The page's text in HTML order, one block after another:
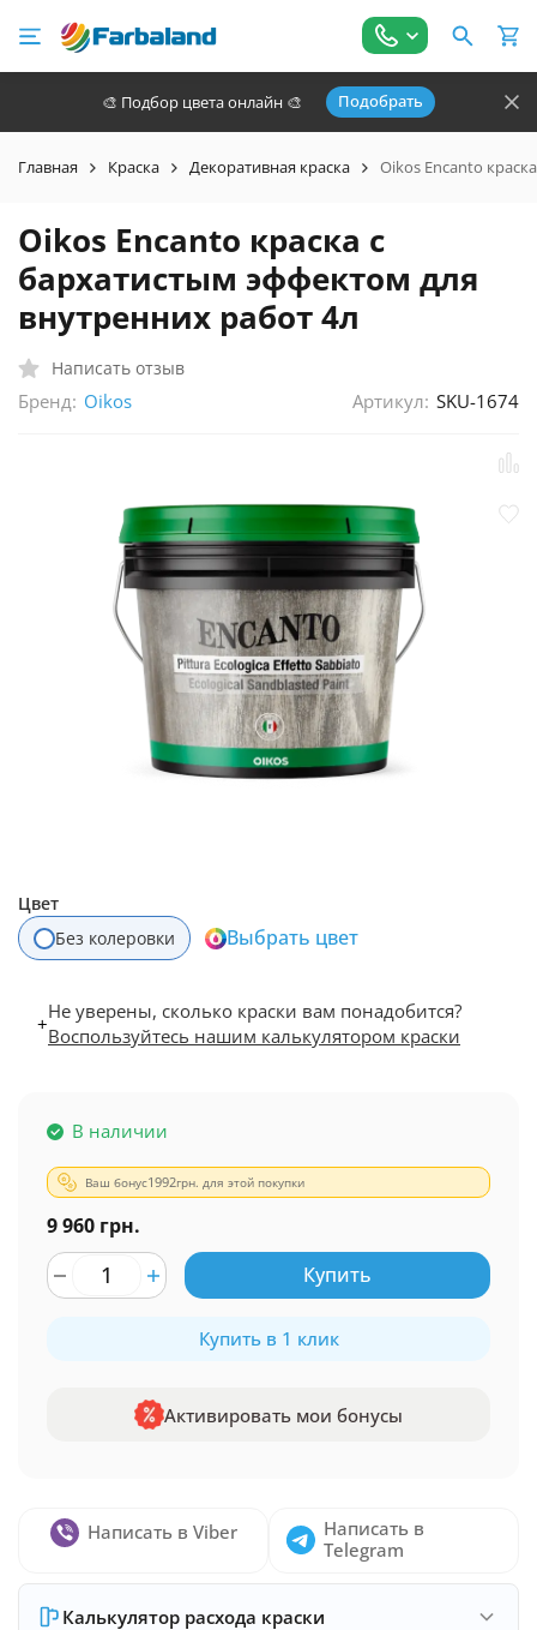
🎨 Подбор цвета онлайн 🎨 Подобрать
Главная Краска Декоративная краска Oikos Encanto
Oikos Encanto краска с
бархатистым эффектом для
внутренних работ 4л
Написать отзыв
Бренд: Oikos Артикул: SKU-1674
Цвет
Без колеровки
Выбрать цвет
+Не уверены, сколько краски вам понадобится?
Воспользуйтесь нашим калькулятором краски
В наличии
Ваш бонус1992грн. для этой покупки
9 960 грн.
Купить
Купить в 1 клик
Активировать мои бонусы
Написать в Viber
Написать в
Telegram
Калькулятор расхода краски